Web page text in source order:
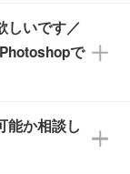
。
インデー
などのデ
作成した
てご入稿
しいです／
で
意があり
ンプレー
能か相談し